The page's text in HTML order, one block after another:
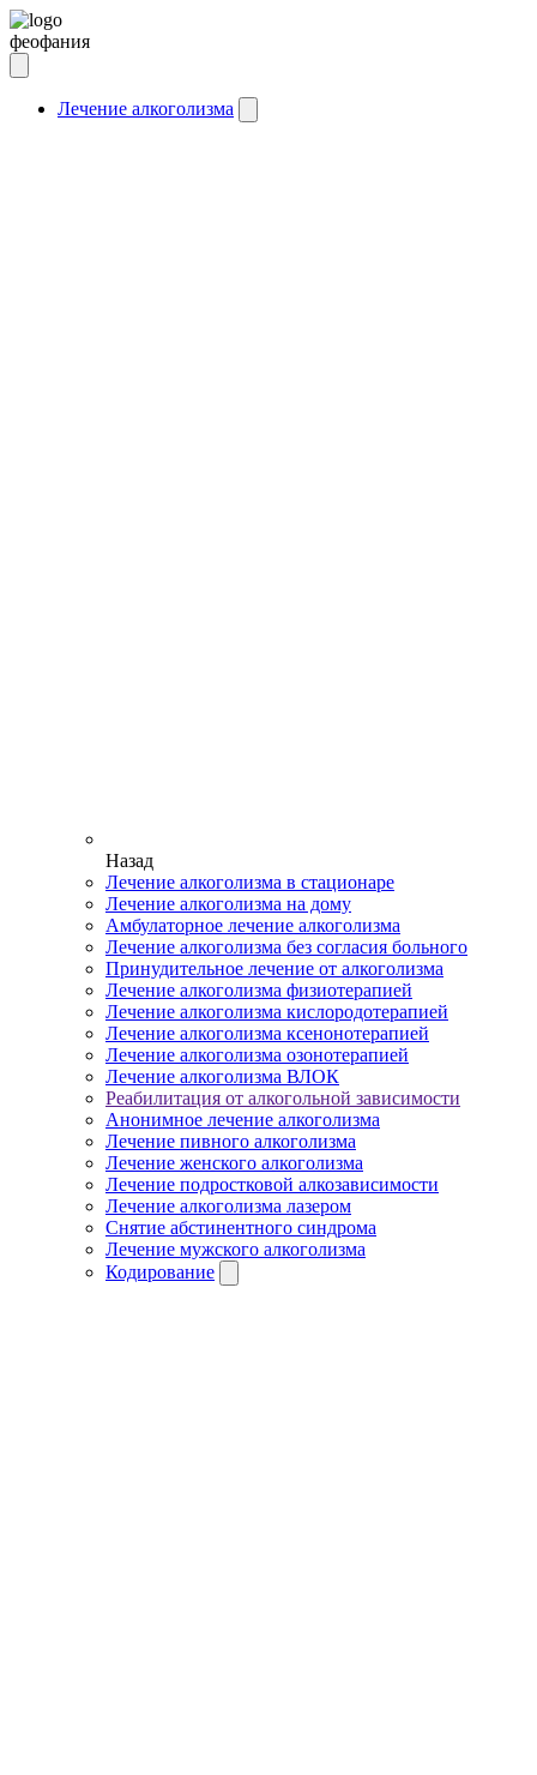
феофания
Лечение алкоголизма
Назад
Лечение алкоголизма в стационаре
Лечение алкоголизма на дому
Амбулаторное лечение алкоголизма
Лечение алкоголизма без согласия больного
Принудительное лечение от алкоголизма
Лечение алкоголизма физиотерапией
Лечение алкоголизма кислородотерапией
Лечение алкоголизма ксенонотерапией
Лечение алкоголизма озонотерапией
Лечение алкоголизма ВЛОК
Реабилитация от алкогольной зависимости
Анонимное лечение алкоголизма
Лечение пивного алкоголизма
Лечение женского алкоголизма
Лечение подростковой алкозависимости
Лечение алкоголизма лазером
Снятие абстинентного синдрома
Лечение мужского алкоголизма
Кодирование